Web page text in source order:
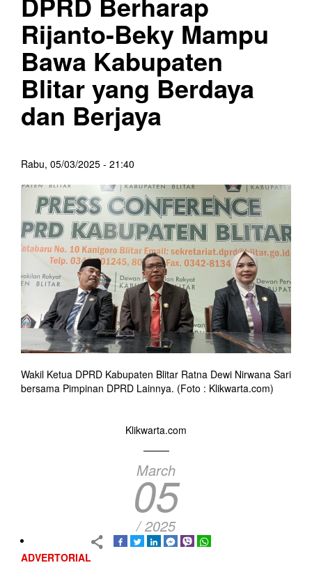
Rijanto-Beky Mampu
Bawa Kabupaten
Blitar yang Berdaya
dan Berjaya
Rabu, 05/03/2025 - 21:40
Wakil Ketua DPRD Kabupaten Blitar Ratna Dewi Nirwana Sari
bersama Pimpinan DPRD Lainnya. (Foto : Klikwarta.com)
Klikwarta.com
March
05
/ 2025
ADVERTORIAL